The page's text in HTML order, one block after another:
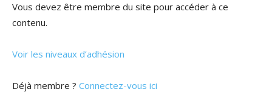
Vous devez être membre du site pour accéder à ce
contenu.
Voir les niveaux d’adhésion
Déjà membre ? Connectez-vous ici